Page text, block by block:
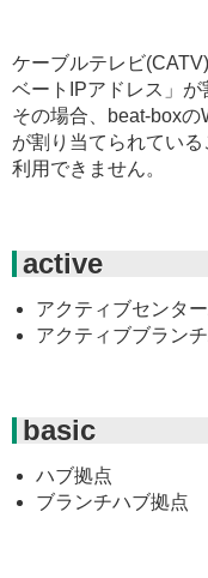
ケーブルテレビ
ベートIPアドレス」が
その場合、beat-boxの
が割り当てられてい
利用できません。
active
アクティブセンタ
アクティブブラン
basic
ハブ拠点
ブランチハブ拠点